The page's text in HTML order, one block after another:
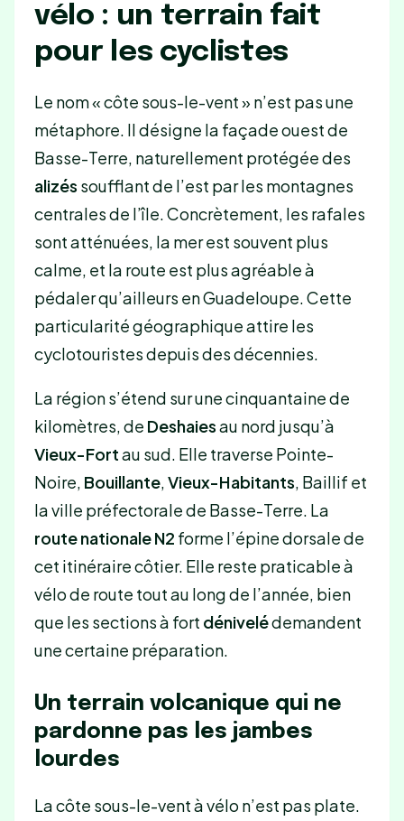
vélo : un terrain fait
pour les cyclistes
Le nom « côte sous-le-vent » n’est pas une
métaphore. Il désigne la façade ouest de
Basse-Terre, naturellement protégée des
alizés soufflant de l’est par les montagnes
centrales de l’île. Concrètement, les rafales
sont atténuées, la mer est souvent plus
calme, et la route est plus agréable à
pédaler qu’ailleurs en Guadeloupe. Cette
particularité géographique attire les
cyclotouristes depuis des décennies.
La région s’étend sur une cinquantaine de
kilomètres, de Deshaiesau nord jusqu’à
Vieux-Fortau sud. Elle traverse Pointe-
Noire, Bouillante,Vieux-Habitants, Baillif et
la ville préfectorale de Basse-Terre. La
route nationale N2 forme l’épine dorsale de
cet itinéraire côtier. Elle reste praticable à
vélo de route tout au long de l’année, bien
que les sections à fort dénivelédemandent
une certaine préparation.
Un terrain volcanique qui ne
pardonne pas les jambes
lourdes
La côte sous-le-vent à vélo n’est pas plate.